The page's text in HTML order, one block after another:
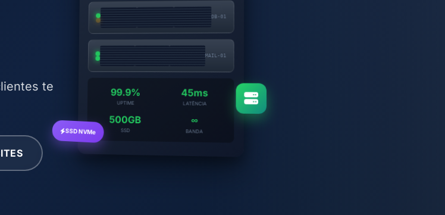
te
SSD NVMe
DB-01
MAIL-01
99.9%
UPTIME
45ms
LATÊNCIA
500GB
SSD
∞
BANDA